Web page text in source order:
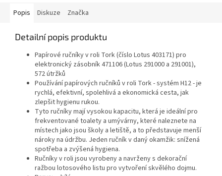
Popis Diskuze Značka
Detailní popis produktu
Papírové ručníky v roli Tork (číslo Lotus 403171) pro
elektronický zásobník 471106 (Lotus 291000 a 291001),
572 útržků
Používání papírových ručníků v roli Tork - systém H12 - je
rychlá, efektivní, spolehlivá a ekonomická cesta, jak
zlepšit hygienu rukou.
Tyto ručníky mají vysokou kapacitu, která je ideální pro
frekventované toalety a umývárny, které naleznete na
místech jako jsou školy a letiště, a to představuje menší
nároky na údržbu. Jeden ručník v daný okamžik: snížená
spotřeba a zvýšená hygiena.
Ručníky v roli jsou vyrobeny a navrženy s dekorační
ražbou lotosového listu pro vytvoření skvělého dojmu.